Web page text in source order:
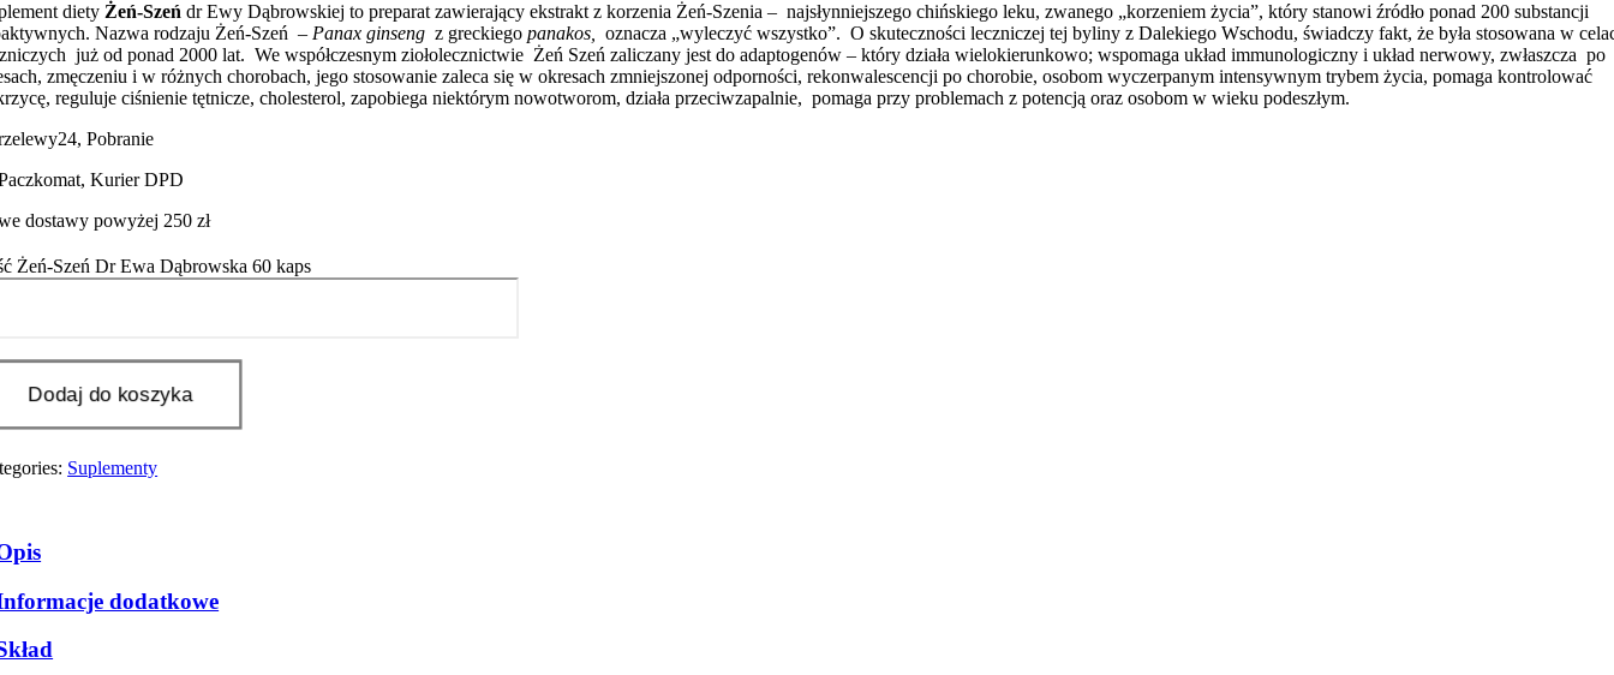
diety Żeń-Szeń dr Ewy Dąbrowskiej to preparat zawierający ekstrakt z korzenia Żeń-Szenia – najsłynniejszego chińskiego leku, zwanego „korzeniem życia”, który stanowi źródło ponad 200 substancji
Nazwa rodzaju Żeń-Szeń – Panax ginseng z greckiegopanakos,
oznacza „wyleczyć wszystko”. O skuteczności leczniczej tej byliny z Dalekiego Wschodu, świadczy fakt, że była stosowana w
już od ponad 2000 lat. We współczesnym ziołolecznictwie Żeń Szeń zaliczany jest do adaptogenów – który działa wielokierunkowo; wspomaga układ immunologiczny i układ nerwowy, zwłaszcza po
zmęczeniu i w różnych chorobach, jego stosowanie zaleca się w okresach zmniejszonej odporności, rekonwalescencji po chorobie, osobom wyczerpanym intensywnym trybem życia, pomaga kontrolować
reguluje ciśnienie tętnicze, cholesterol, zapobiega niektórym nowotworom, działa przeciwzapalnie, pomaga przy problemach z potencją oraz osobom w wieku podeszłym.
Pobranie
Kurier DPD
dostawy powyżej 250 zł
Żeń-Szeń Dr Ewa Dąbrowska 60 kaps
Dodaj do koszyka
Suplementy
dodatkowe